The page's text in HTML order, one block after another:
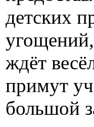
детских
ждёт
примут
большой